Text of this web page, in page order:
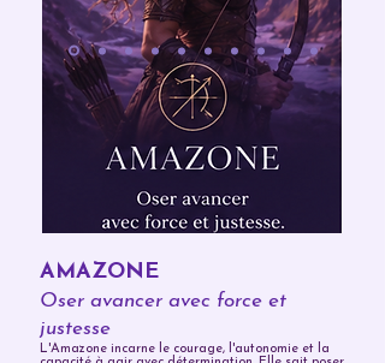
AMAZONE
Oser avancer avec force et
justesse
L'Amazone incarne le courage, l'autonomie et la